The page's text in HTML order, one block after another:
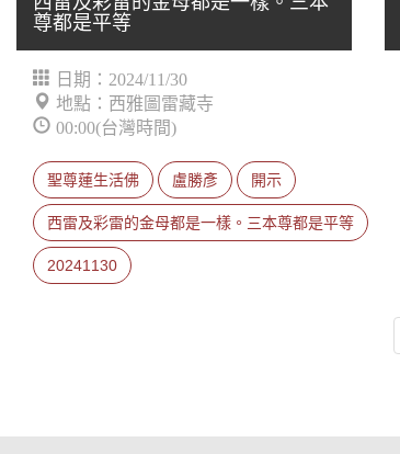
尊都是平等
日期：2024/11/30
地點：西雅圖雷藏寺
00:00(台灣時間)
聖尊蓮生活佛 盧勝彥 開示
西雷及彩雷的金母都是一樣。三本尊都是平等
20241130